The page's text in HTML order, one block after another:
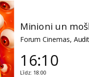
Minioni un
Forum Cinemas,
16:10
Līdz: 18:00